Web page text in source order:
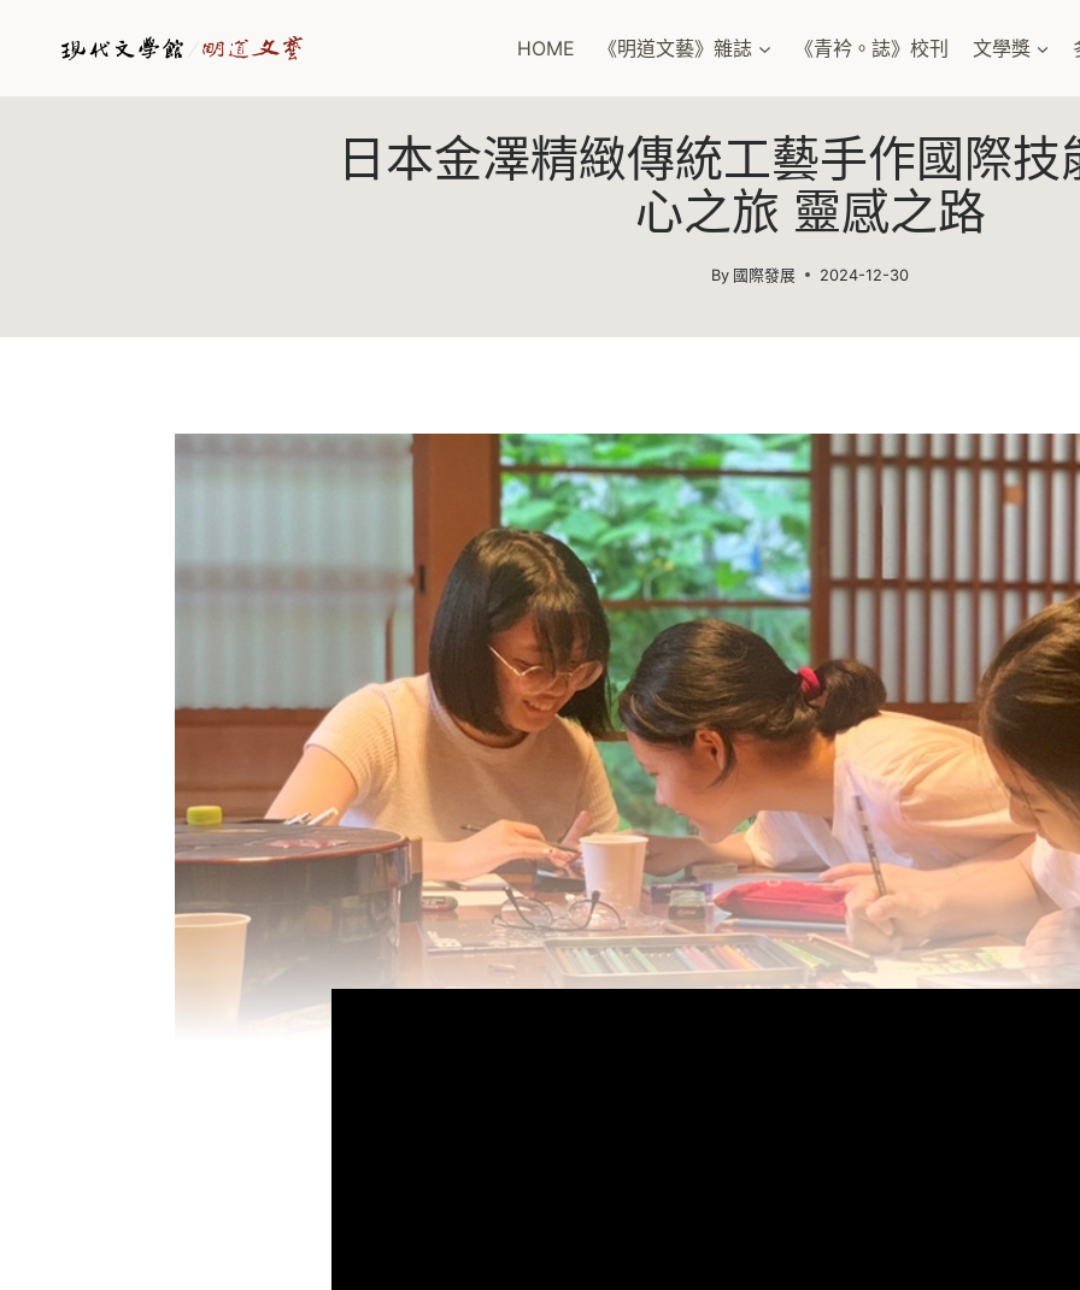
HOME 《明道文藝》雜誌 《青衿。誌》校刊 文學獎
日本金澤精緻傳統工藝手作國際
心之旅 靈感之路
By 國際發展 2024-12-30